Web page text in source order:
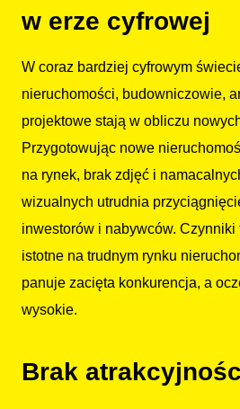
w erze cyfrowej
W coraz bardziej cyfrowym
nieruchomości, budowniczowie,
projektowe stają w obliczu
Przygotowując nowe
na rynek, brak zdjęć i
wizualnych utrudnia
inwestorów i nabywców.
istotne na trudnym rynku
panuje zacięta konkurencja, a
wysokie.
Brak